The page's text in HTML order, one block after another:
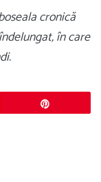
cronică
în care